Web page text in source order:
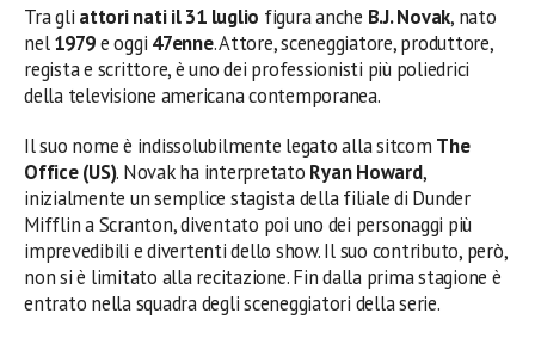
Tra gli attori nati il 31 luglio figura anche B.J. Novak, nato
nel1979e oggi 47enne. Attore, sceneggiatore, produttore,
regista e scrittore, è uno dei professionisti più poliedrici
della televisione americana contemporanea.
Il suo nome è indissolubilmente legato alla sitcom The
Office (US). Novak ha interpretato Ryan Howard,
inizialmente un semplice stagista della filiale di Dunder
Mifflin a Scranton, diventato poi uno dei personaggi più
imprevedibili e divertenti dello show. Il suo contributo, però,
non si è limitato alla recitazione. Fin dalla prima stagione è
entrato nella squadra degli sceneggiatori della serie.